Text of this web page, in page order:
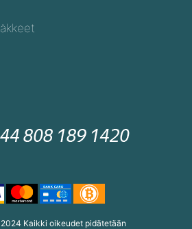
Kaikki oikeudet pidätetään